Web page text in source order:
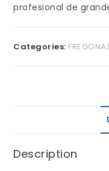
profesional de
Categories:
Description